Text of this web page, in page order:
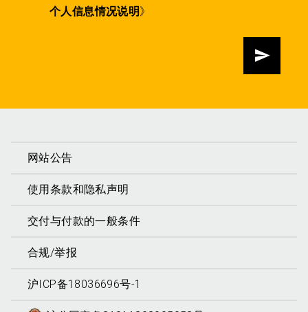
个人信息情况说明》
发送
网站公告
使用条款和隐私声明
交付与付款的一般条件
合规/举报
沪ICP备18036696号-1